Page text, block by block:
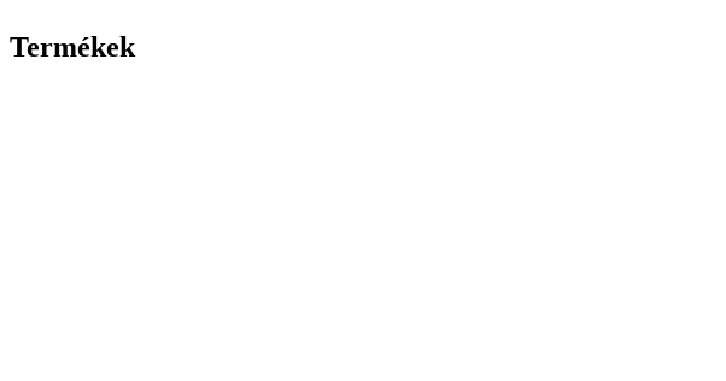
Termékek